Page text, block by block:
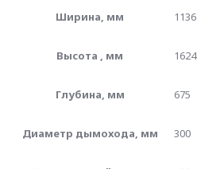
Ширина, мм 1136
Высота , мм 1624
Глубина, мм 675
Диаметр дымохода, мм 300